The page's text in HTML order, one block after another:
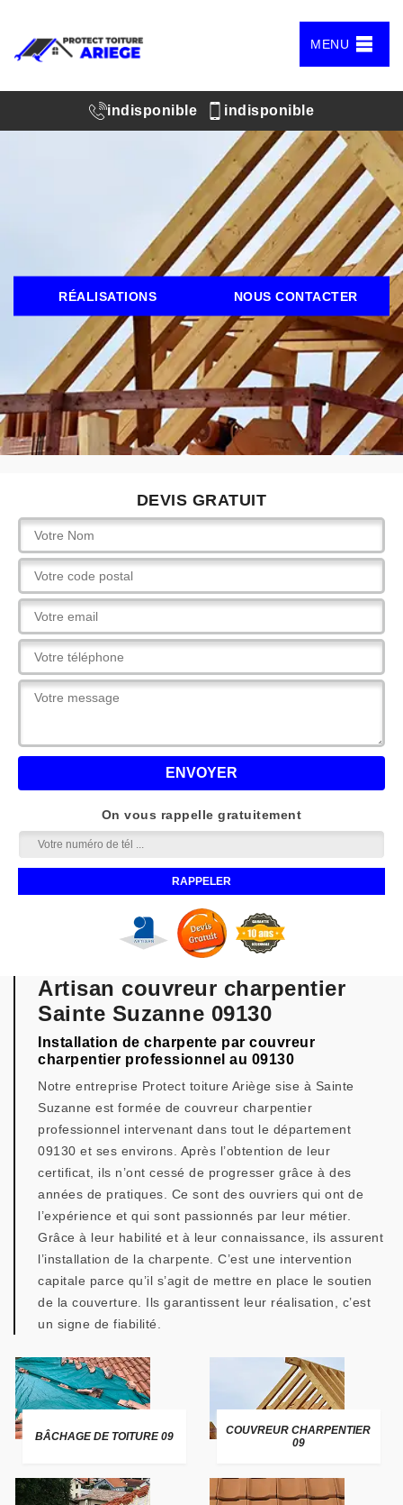
MENU
indisponible indisponible
RÉALISATIONS NOUS CONTACTER
DEVIS GRATUIT
On vous rappelle gratuitement
Artisan couvreur charpentier
Sainte Suzanne 09130
Installation de charpente par couvreur
charpentier professionnel au 09130
Notre entreprise Protect toiture Ariège sise à Sainte
Suzanne est formée de couvreur charpentier
professionnel intervenant dans tout le département
09130 et ses environs. Après l’obtention de leur
certificat, ils n’ont cessé de progresser grâce à des
années de pratiques. Ce sont des ouvriers qui ont de
l’expérience et qui sont passionnés par leur métier.
Grâce à leur habilité et à leur connaissance, ils assurent
l’installation de la charpente. C’est une intervention
capitale parce qu’il s’agit de mettre en place le soutien
de la couverture. Ils garantissent leur réalisation, c’est
un signe de fiabilité.
BÂCHAGE DE TOITURE 09
COUVREUR CHARPENTIER
09